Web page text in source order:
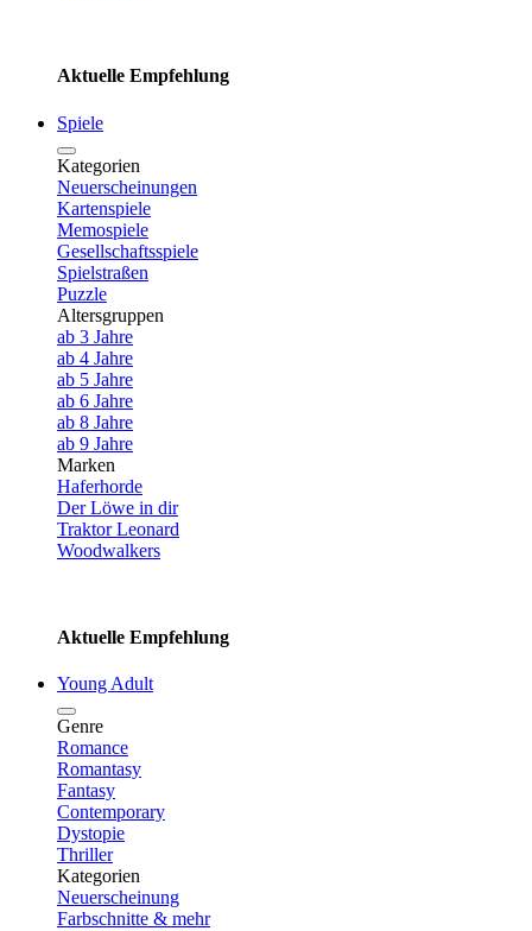
Aktuelle Empfehlung
Spiele
Kategorien
Neuerscheinungen
Kartenspiele
Memospiele
Gesellschaftsspiele
Spielstraßen
Puzzle
Altersgruppen
ab 3 Jahre
ab 4 Jahre
ab 5 Jahre
ab 6 Jahre
ab 8 Jahre
ab 9 Jahre
Marken
Haferhorde
Der Löwe in dir
Traktor Leonard
Woodwalkers
Aktuelle Empfehlung
Young Adult
Genre
Romance
Romantasy
Fantasy
Contemporary
Dystopie
Thriller
Kategorien
Neuerscheinung
Farbschnitte & mehr